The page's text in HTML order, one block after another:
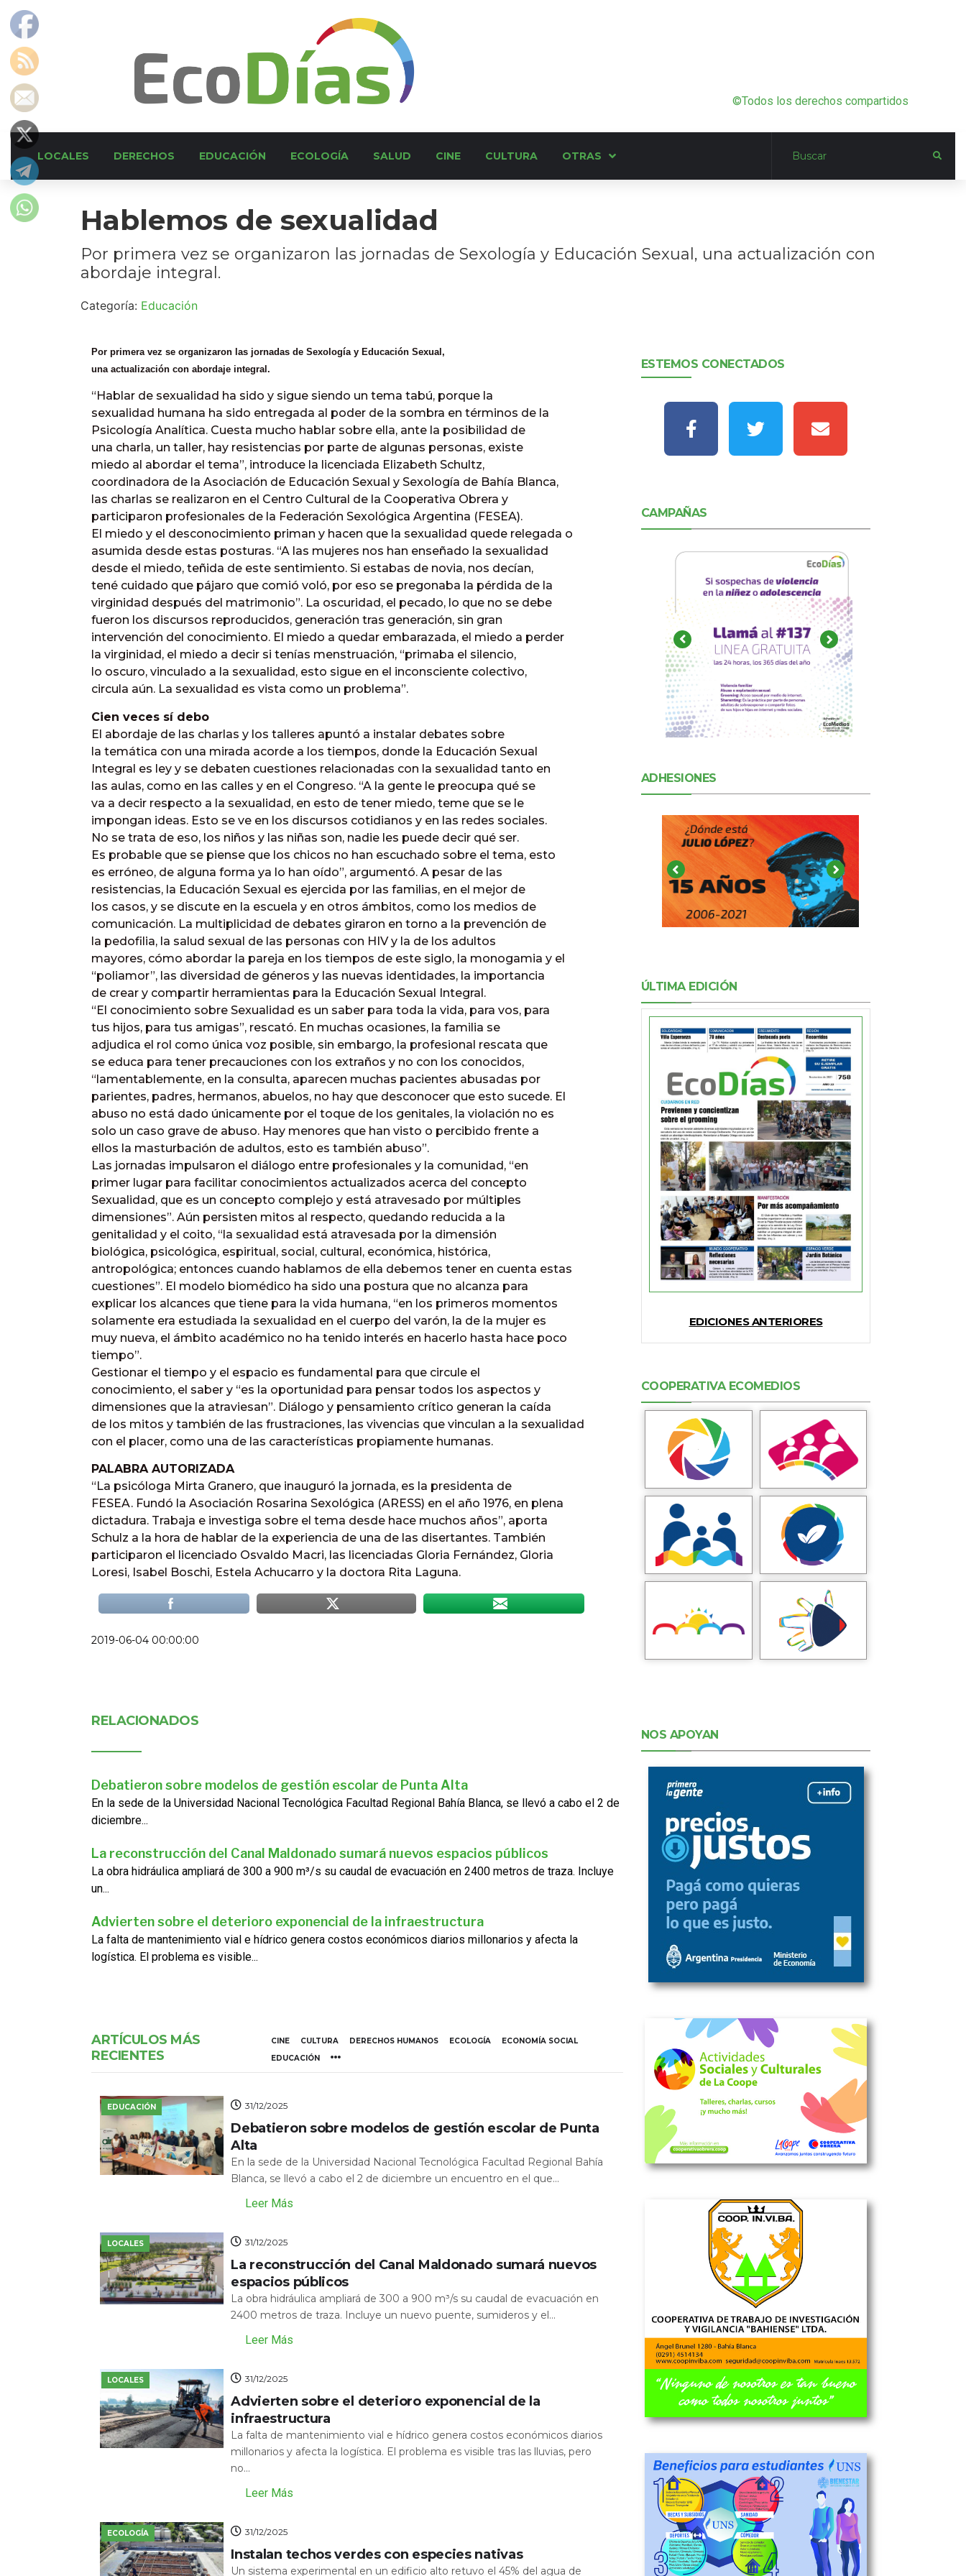
©Todos los derechos compartidos
LOCALES DERECHOS EDUCACIÓN ECOLOGÍA SALUD CINE CULTURA OTRAS
Hablemos de sexualidad
Por primera vez se organizaron las jornadas de Sexología y Educación Sexual, una actualización con
abordaje integral.
Categoría: Educación
Por primera vez se organizaron las jornadas de Sexología y Educación Sexual,
una actualización con abordaje integral.
“Hablar de sexualidad ha sido y sigue siendo un tema tabú, porque la
sexualidad humana ha sido entregada al poder de la sombra en términos de la
Psicología Analítica. Cuesta mucho hablar sobre ella, ante la posibilidad de
una charla, un taller, hay resistencias por parte de algunas personas, existe
miedo al abordar el tema”, introduce la licenciada Elizabeth Schultz,
coordinadora de la Asociación de Educación Sexual y Sexología de Bahía Blanca,
las charlas se realizaron en el Centro Cultural de la Cooperativa Obrera y
participaron profesionales de la Federación Sexológica Argentina (FESEA).
El miedo y el desconocimiento priman y hacen que la sexualidad quede relegada o
asumida desde estas posturas. “A las mujeres nos han enseñado la sexualidad
desde el miedo, teñida de este sentimiento. Si estabas de novia, nos decían,
tené cuidado que pájaro que comió voló, por eso se pregonaba la pérdida de la
virginidad después del matrimonio”. La oscuridad, el pecado, lo que no se debe
fueron los discursos reproducidos, generación tras generación, sin gran
intervención del conocimiento. El miedo a quedar embarazada, el miedo a perder
la virginidad, el miedo a decir si tenías menstruación, “primaba el silencio,
lo oscuro, vinculado a la sexualidad, esto sigue en el inconsciente colectivo,
circula aún. La sexualidad es vista como un problema”.
Cien veces sí debo
El abordaje de las charlas y los talleres apuntó a instalar debates sobre
la temática con una mirada acorde a los tiempos, donde la Educación Sexual
Integral es ley y se debaten cuestiones relacionadas con la sexualidad tanto en
las aulas, como en las calles y en el Congreso. “A la gente le preocupa qué se
va a decir respecto a la sexualidad, en esto de tener miedo, teme que se le
impongan ideas. Esto se ve en los discursos cotidianos y en las redes sociales.
No se trata de eso, los niños y las niñas son, nadie les puede decir qué ser.
Es probable que se piense que los chicos no han escuchado sobre el tema, esto
es erróneo, de alguna forma ya lo han oído”, argumentó. A pesar de las
resistencias, la Educación Sexual es ejercida por las familias, en el mejor de
los casos, y se discute en la escuela y en otros ámbitos, como los medios de
comunicación. La multiplicidad de debates giraron en torno a la prevención de
la pedofilia, la salud sexual de las personas con HIV y la de los adultos
mayores, cómo abordar la pareja en los tiempos de este siglo, la monogamia y el
“poliamor”, las diversidad de géneros y las nuevas identidades, la importancia
de crear y compartir herramientas para la Educación Sexual Integral.
“El conocimiento sobre Sexualidad es un saber para toda la vida, para vos, para
tus hijos, para tus amigas”, rescató. En muchas ocasiones, la familia se
adjudica el rol como única voz posible, sin embargo, la profesional rescata que
se educa para tener precauciones con los extraños y no con los conocidos,
“lamentablemente, en la consulta, aparecen muchas pacientes abusadas por
parientes, padres, hermanos, abuelos, no hay que desconocer que esto sucede. El
abuso no está dado únicamente por el toque de los genitales, la violación no es
solo un caso grave de abuso. Hay menores que han visto o percibido frente a
ellos la masturbación de adultos, esto es también abuso”.
Las jornadas impulsaron el diálogo entre profesionales y la comunidad, “en
primer lugar para facilitar conocimientos actualizados acerca del concepto
Sexualidad, que es un concepto complejo y está atravesado por múltiples
dimensiones”. Aún persisten mitos al respecto, quedando reducida a la
genitalidad y el coito, “la sexualidad está atravesada por la dimensión
biológica, psicológica, espiritual, social, cultural, económica, histórica,
antropológica; entonces cuando hablamos de ella debemos tener en cuenta estas
cuestiones”. El modelo biomédico ha sido una postura que no alcanza para
explicar los alcances que tiene para la vida humana, “en los primeros momentos
solamente era estudiada la sexualidad en el cuerpo del varón, la de la mujer es
muy nueva, el ámbito académico no ha tenido interés en hacerlo hasta hace poco
tiempo”.
Gestionar el tiempo y el espacio es fundamental para que circule el
conocimiento, el saber y “es la oportunidad para pensar todos los aspectos y
dimensiones que la atraviesan”. Diálogo y pensamiento crítico generan la caída
de los mitos y también de las frustraciones, las vivencias que vinculan a la sexualidad
con el placer, como una de las características propiamente humanas.
PALABRA AUTORIZADA
“La psicóloga Mirta Granero, que inauguró la jornada, es la presidenta de
FESEA. Fundó la Asociación Rosarina Sexológica (ARESS) en el año 1976, en plena
dictadura. Trabaja e investiga sobre el tema desde hace muchos años”, aporta
Schulz a la hora de hablar de la experiencia de una de las disertantes. También
participaron el licenciado Osvaldo Macri, las licenciadas Gloria Fernández, Gloria
Loresi, Isabel Boschi, Estela Achucarro y la doctora Rita Laguna.
2019-06-04 00:00:00
RELACIONADOS
Debatieron sobre modelos de gestión escolar de Punta Alta
En la sede de la Universidad Nacional Tecnológica Facultad Regional Bahía Blanca, se llevó a cabo el 2 de
diciembre...
La reconstrucción del Canal Maldonado sumará nuevos espacios públicos
La obra hidráulica ampliará de 300 a 900 m³/s su caudal de evacuación en 2400 metros de traza. Incluye
un...
Advierten sobre el deterioro exponencial de la infraestructura
La falta de mantenimiento vial e hídrico genera costos económicos diarios millonarios y afecta la
logística. El problema es visible...
ARTÍCULOS MÁS
RECIENTES
CINE CULTURA DERECHOS HUMANOS ECOLOGÍA
ECONOMÍA SOCIAL
EDUCACIÓN
EDUCACIÓN 31/12/2025
Debatieron sobre modelos de gestión escolar de Punta
Alta
En la sede de la Universidad Nacional Tecnológica Facultad Regional Bahía
Blanca, se llevó a cabo el 2 de diciembre un encuentro en el que...
Leer Más
LOCALES 31/12/2025
La reconstrucción del Canal Maldonado sumará nuevos
espacios públicos
La obra hidráulica ampliará de 300 a 900 m³/s su caudal de evacuación en
2400 metros de traza. Incluye un nuevo puente, sumideros y el...
Leer Más
LOCALES 31/12/2025
Advierten sobre el deterioro exponencial de la
infraestructura
La falta de mantenimiento vial e hídrico genera costos económicos diarios
millonarios y afecta la logística. El problema es visible tras las lluvias, pero
no...
Leer Más
ECOLOGÍA 31/12/2025
Instalan techos verdes con especies nativas
Un sistema experimental en un edificio alto retuvo el 45% del agua de
ESTEMOS CONECTADOS
CAMPAÑAS
ADHESIONES
ÚLTIMA EDICIÓN
EDICIONES ANTERIORES
COOPERATIVA ECOMEDIOS
NOS APOYAN